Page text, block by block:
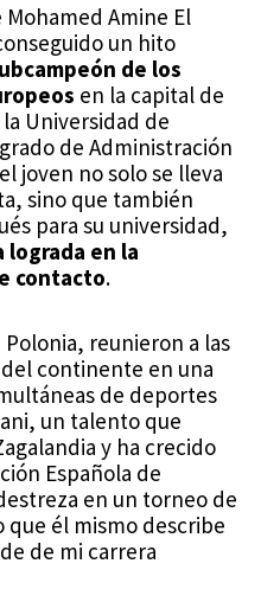
Amine El
un hito
de los
en la capital de
Universidad de
de Administración
joven no solo se lleva
sino que también
para su universidad,
lograda en la
contacto.
reunieron a las
continente en una
de deportes
un talento que
y ha crecido
Española de
en un torneo de
él mismo describe
de mi carrera